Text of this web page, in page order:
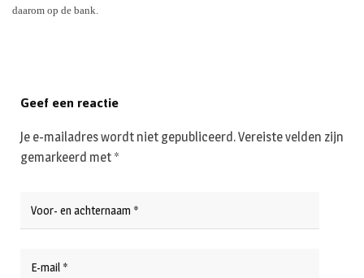
daarom op de bank.
Geef een reactie
Je e-mailadres wordt niet gepubliceerd.Vereiste velden zijn
gemarkeerd met *